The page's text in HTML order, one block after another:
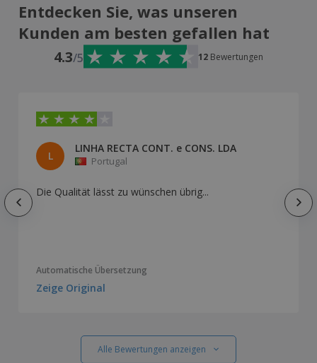
Entdecken Sie, was unseren
Kunden am besten gefallen hat
4.3/5 12 Bewertungen
L
LINHA RECTA CONT. e CONS. LDA
Portugal
Die Qualität lässt zu wünschen übrig...
Automatische Übersetzung
Zeige Original
Alle Bewertungen anzeigen